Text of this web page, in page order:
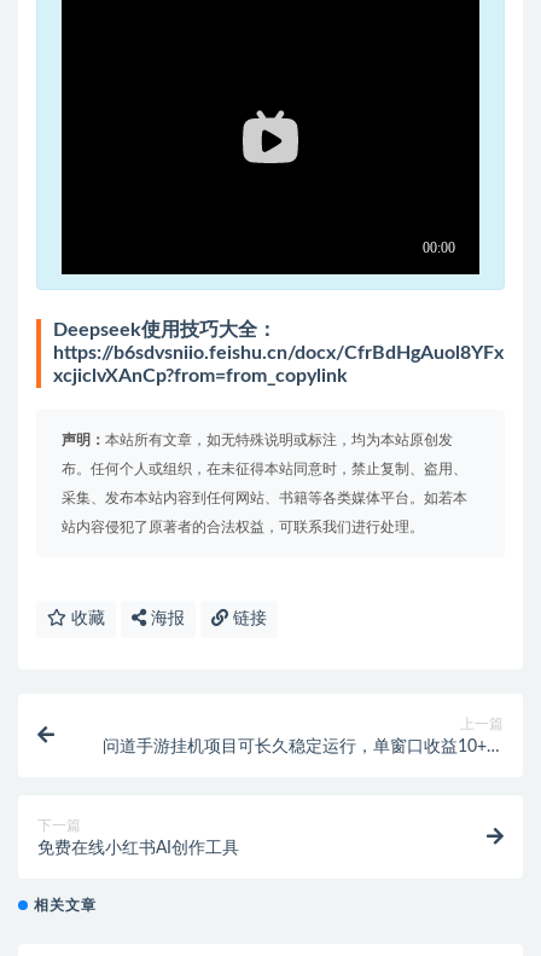
Deepseek使用技巧大全：
https://b6sdvsniio.feishu.cn/docx/CfrBdHgAuol8YFx
xcjiclvXAnCp?from=from_copylink
声明： 本站所有文章，如无特殊说明或标注，均为本站原创发
布。任何个人或组织，在未征得本站同意时，禁止复制、盗用、
采集、发布本站内容到任何网站、书籍等各类媒体平台。如若本
站内容侵犯了原著者的合法权益，可联系我们进行处理。
收藏 海报 链接
上一篇
问道手游挂机项目可长久稳定运行，单窗口收益10+包
下一篇
免费在线小红书AI创作工具
相关文章